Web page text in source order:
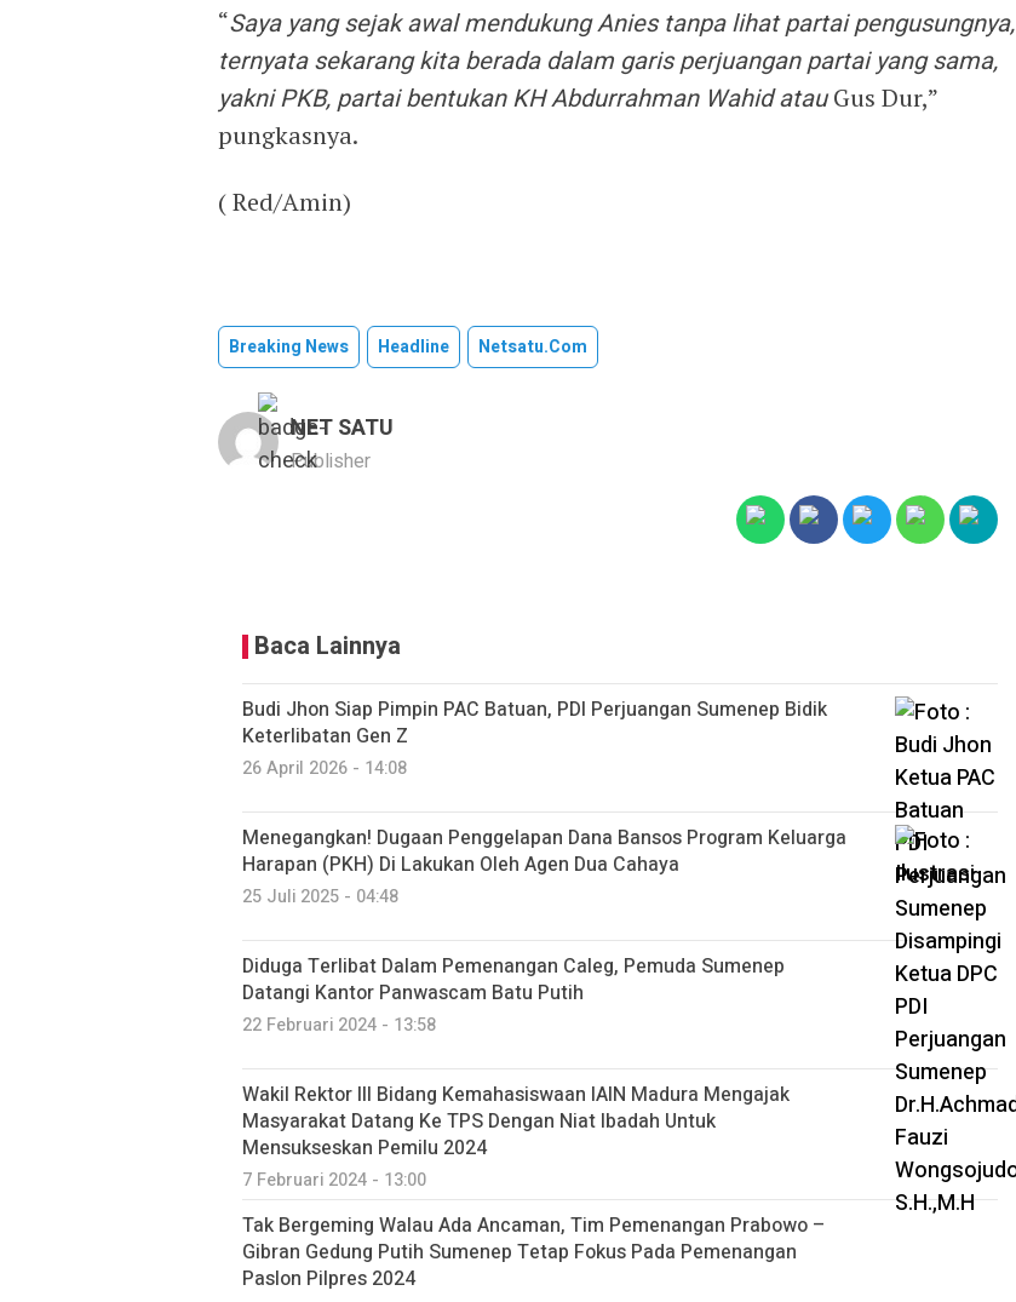
“Saya yang sejak awal mendukung Anies tanpa lihat partai pengusungnya,
ternyata sekarang kita berada dalam garis perjuangan partai yang sama,
yakni PKB, partai bentukan KH Abdurrahman Wahid atauGus Dur,”
pungkasnya.
( Red/Amin)
Breaking News Headline Netsatu.com
NET SATU
Publisher
Baca Lainnya
Budi Jhon Siap Pimpin PAC Batuan, PDI Perjuangan Sumenep Bidik
Keterlibatan Gen Z
26 April 2026 - 14:08
Menegangkan! Dugaan Penggelapan Dana Bansos Program Keluarga
Harapan (PKH) Di Lakukan Oleh Agen Dua Cahaya
25 Juli 2025 - 04:48
Diduga Terlibat Dalam Pemenangan Caleg, Pemuda Sumenep
Datangi Kantor Panwascam Batu Putih
22 Februari 2024 - 13:58
Wakil Rektor III Bidang Kemahasiswaan IAIN Madura Mengajak
Masyarakat Datang Ke TPS Dengan Niat Ibadah Untuk
Mensukseskan Pemilu 2024
7 Februari 2024 - 13:00
Tak Bergeming Walau Ada Ancaman, Tim Pemenangan Prabowo –
Gibran Gedung Putih Sumenep Tetap Fokus Pada Pemenangan
Paslon Pilpres 2024